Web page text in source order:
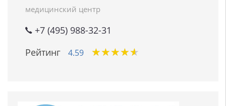
медицинский центр
+7 (495) 988-32-31
Рейтинг
4.59 ★★★★★
★★★★★